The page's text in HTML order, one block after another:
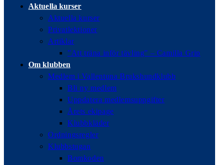
Aktuella kurser
Aktuella kurser
Privatlektioner
Artiklar
”Att träna inför tävling” – Camilla Grip
Om klubben
Medlem i Vallentuna Brukshundklubb
Bli ny medlem
Uppdatera medlemsuppgifter
Årets ekipage
Klubbkläder
Ordningsregler
Klubbstugan
Bomkoden